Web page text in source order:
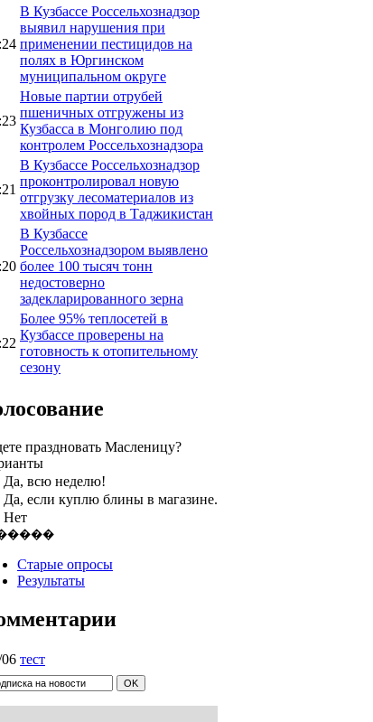
В Кузбассе Россельхознадзор
выявил нарушения при
применении пестицидов на
полях в Юргинском
муниципальном округе
Новые партии отрубей
пшеничных отгружены из
Кузбасса в Монголию под
контролем Россельхознадзора
В Кузбассе Россельхознадзор
проконтролировал новую
отгрузку лесоматериалов из
хвойных пород в Таджикистан
В Кузбассе
Россельхознадзором выявлено
более 100 тысяч тонн
недостоверно
задекларированного зерна
Более 95% теплосетей в
Кузбассе проверены на
готовность к отопительному
сезону
праздновать Масленицу?
Да, всю неделю!
Да, если куплю блины в магазине.
Нет
Старые опросы
Результаты
тест